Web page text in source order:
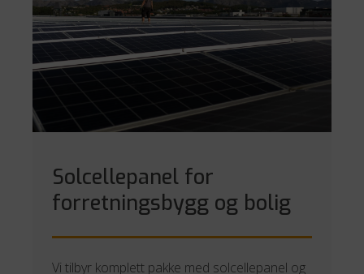
Solcellepanel for
forretningsbygg og bolig
Vi tilbyr komplett pakke med solcellepanel og